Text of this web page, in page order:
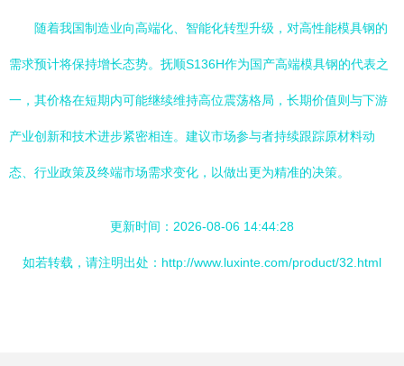
随着我国制造业向高端化、智能化转型升级，对高性能模具钢的
需求预计将保持增长态势。抚顺S136H作为国产高端模具钢的代表之
一，其价格在短期内可能继续维持高位震荡格局，长期价值则与下游
产业创新和技术进步紧密相连。建议市场参与者持续跟踪原材料动
态、行业政策及终端市场需求变化，以做出更为精准的决策。
更新时间：2026-08-06 14:44:28
如若转载，请注明出处：http://www.luxinte.com/product/32.html